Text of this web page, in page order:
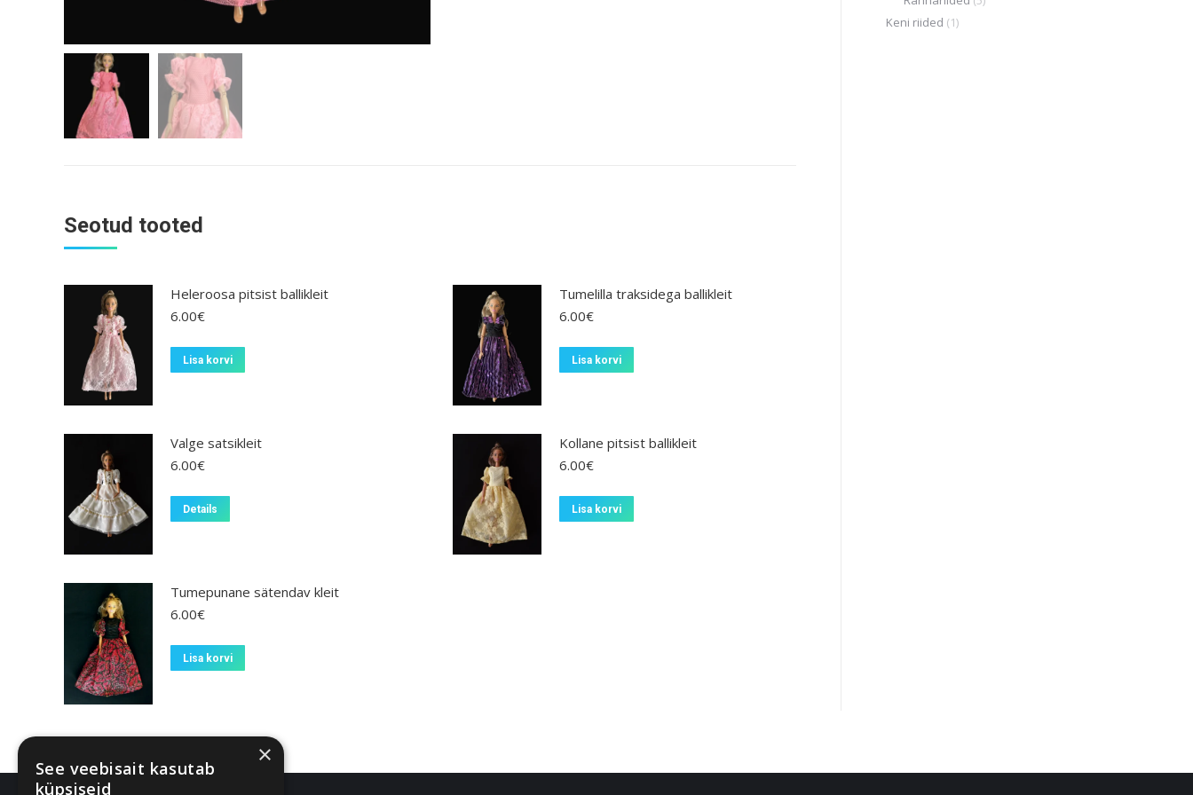
Seotud tooted
Heleroosa pitsist ballikleit
6.00€
Lisa korvi
Tumelilla traksidega ballikleit
6.00€
Lisa korvi
Valge satsikleit
6.00€
Details
Kollane pitsist ballikleit
6.00€
Lisa korvi
Tumepunane sätendav kleit
6.00€
Lisa korvi
Keni riided (1)
×
See veebisait kasutab
küpsiseid